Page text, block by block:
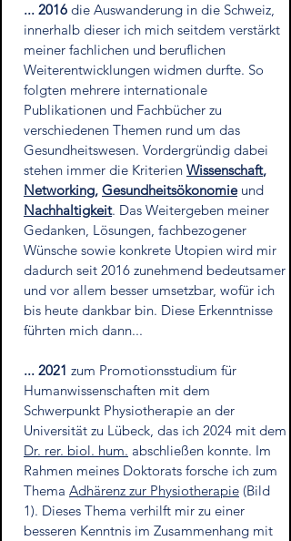
... 2016 die Auswanderung in die Schweiz,
innerhalb dieser ich mich seitdem verstärkt
meiner fachlichen und beruflichen
Weiterentwicklungen widmen durfte. So
folgten mehrere internationale
Publikationen und Fachbücher zu
verschiedenen Themen rund um das
Gesundheitswesen. Vordergründig dabei
stehen immer die Kriterien Wissenschaft,
Networking, Gesundheitsökonomieund
Nachhaltigkeit. Das Weitergeben meiner
Gedanken, Lösungen, fachbezogener
Wünsche sowie konkrete Utopien wird mir
dadurch seit 2016 zunehmend bedeutsamer
und vor allem besser umsetzbar, wofür ich
bis heute dankbar bin. Diese Erkenntnisse
führten mich dann...
... 2021 zum Promotionsstudium für
Humanwissenschaften mit dem
Schwerpunkt Physiotherapie an der
Universität zu Lübeck, das ich 2024 mit dem
Dr. rer. biol. hum. abschließen konnte. Im
Rahmen meines Doktorats forsche ich zum
Thema Adhärenz zur Physiotherapie (Bild
1). Dieses Thema verhilft mir zu einer
besseren Kenntnis im Zusammenhang mit